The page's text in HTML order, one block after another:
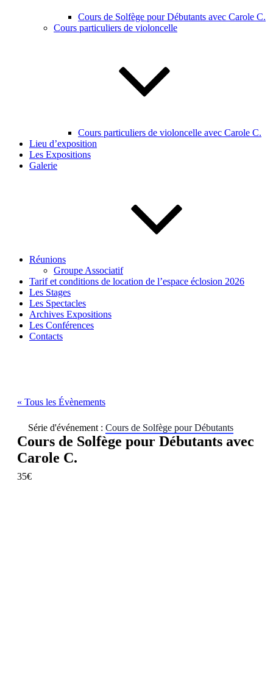
Cours de Solfège pour Débutants avec Carole C.
Cours particuliers de violoncelle
Cours particuliers de violoncelle avec Carole C.
Lieu d’exposition
Les Expositions
Galerie
Réunions
Groupe Associatif
Tarif et conditions de location de l’espace éclosion 2026
Les Stages
Les Spectacles
Archives Expositions
Les Conférences
Contacts
« Tous les Évènements
Série d'événement : Cours de Solfège pour Débutants
Cours de Solfège pour Débutants avec
Carole C.
35€